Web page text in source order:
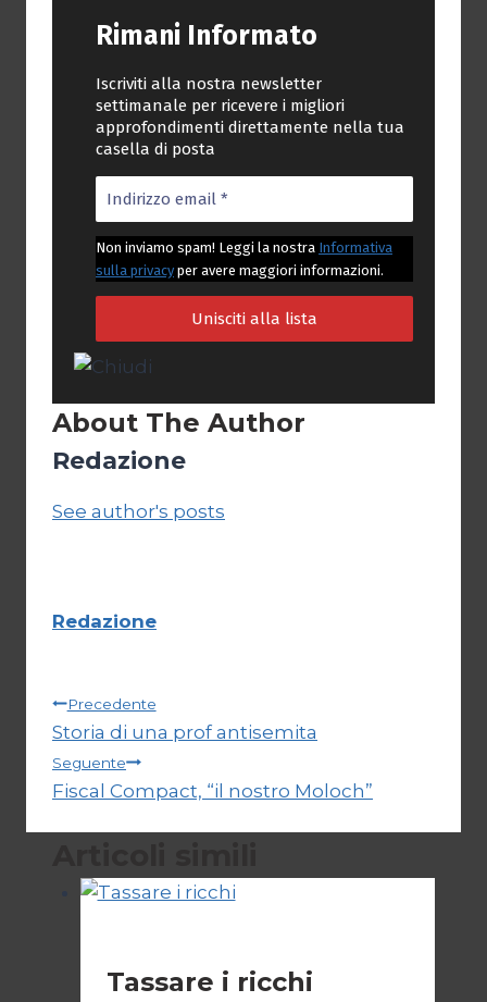
Rimani Informato
Iscriviti alla nostra newsletter
settimanale per ricevere i migliori
approfondimenti direttamente nella tua
casella di posta
Non inviamo spam! Leggi la nostra Informativa
sulla privacy per avere maggiori informazioni.
About The Author
Redazione
See author's posts
Redazione
Navigazione
articoli
Precedente
Storia di una prof antisemita
Seguente
Fiscal Compact, “il nostro Moloch”
Tassare i ricchi